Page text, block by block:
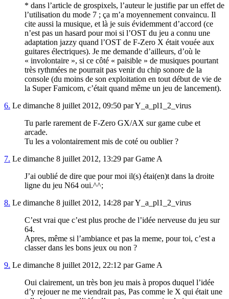
* dans l’article de grospixels, l’auteur le justifie par un effet de
l’utilisation du mode 7 ; ça m’a moyennement convaincu. Il
cite aussi la musique, et là je suis évidemment d’accord (ce
n’est pas un hasard pour moi si l’OST du jeu a connu une
adaptation jazzy quand l’OST de F-Zero X était vouée aux
guitares électriques). Je me demande d’ailleurs, d’où le
« involontaire », si ce côté « paisible » de musiques pourtant
très rythmées ne pourrait pas venir du chip sonore de la
console (du moins de son exploitation en tout début de vie de
la Super Famicom, c’était quand même un jeu de lancement).
6. Le dimanche 8 juillet 2012, 09:50 par Y_a_pl1_2_virus
Tu parle rarement de F-Zero GX/AX sur game cube et
arcade.
Tu les a volontairement mis de coté ou oublier ?
7. Le dimanche 8 juillet 2012, 13:29 par Game A
J’ai oublié de dire que pour moi il(s) étai(en)t dans la droite
ligne du jeu N64 oui.^^;
8. Le dimanche 8 juillet 2012, 14:28 par Y_a_pl1_2_virus
C’est vrai que c’est plus proche de l’idée nerveuse du jeu sur
64.
Apres, même si l’ambiance et pas la meme, pour toi, c’est a
classer dans les bons jeux ou non ?
9. Le dimanche 8 juillet 2012, 22:12 par Game A
Oui clairement, un très bon jeu mais à propos duquel l’idée
d’y rejouer ne me viendrait pas, Pas comme le X qui était une